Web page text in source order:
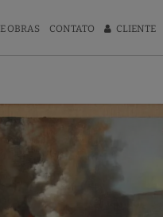
OBRAS CONTATO CLIENTE